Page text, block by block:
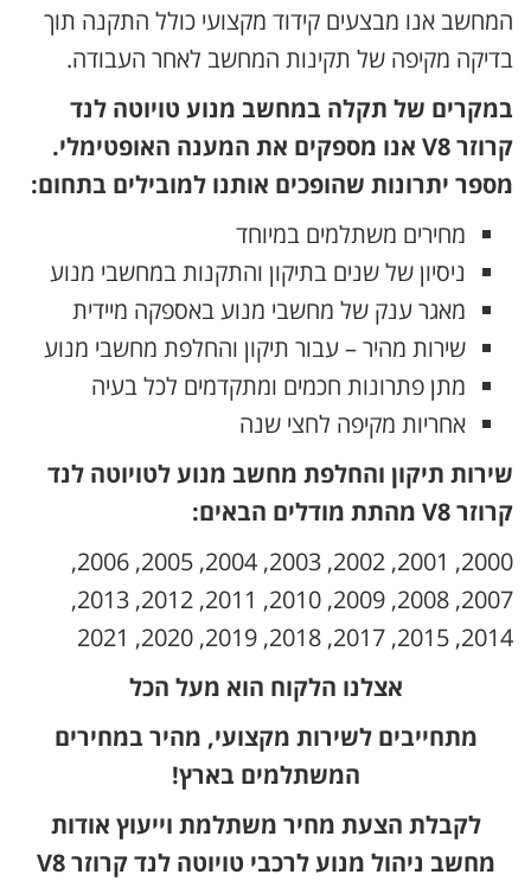
המחשב אנו מבצעים קידוד מקצועי כולל התקנה תוך
בדיקה מקיפה של תקינות המחשב לאחר העבודה.
במקרים של תקלה במחשב מנוע טויוטה לנד
קרוזר V8 אנו מספקים את המענה האופטימלי.
מספר יתרונות שהופכים אותנו למובילים בתחום:
מחירים משתלמים במיוחד
ניסיון של שנים בתיקון והתקנות במחשבי מנוע
מאגר ענק של מחשבי מנוע באספקה מיידית
שירות מהיר – עבור תיקון והחלפת מחשבי מנוע
מתן פתרונות חכמים ומתקדמים לכל בעיה
אחריות מקיפה לחצי שנה
שירות תיקון והחלפת מחשב מנוע לטויוטה לנד
קרוזר V8 מהתת מודלים הבאים:
2000, 2001, 2002, 2003, 2004, 2005, 2006,
2007, 2008, 2009, 2010, 2011, 2012, 2013,
2014, 2015, 2017, 2018, 2019, 2020, 2021
אצלנו הלקוח הוא מעל הכל
מתחייבים לשירות מקצועי, מהיר במחירים
המשתלמים בארץ!
לקבלת הצעת מחיר משתלמת וייעוץ אודות
מחשב ניהול מנוע לרכבי טויוטה לנד קרוזר V8